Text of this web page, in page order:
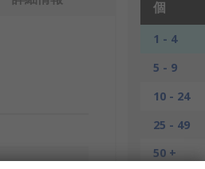
個
1 - 4
5 - 9
10 - 24
25 - 49
50 +